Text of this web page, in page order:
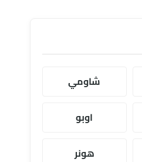
شاومي
اوبو
هونر